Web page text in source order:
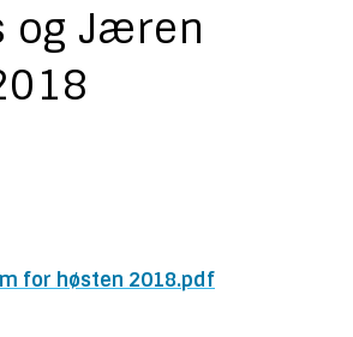
og Jæren
for høsten 2018.pdf